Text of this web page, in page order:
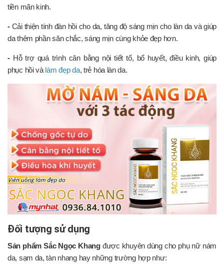
tiền mãn kinh.
- Cải thiện tính đàn hồi cho da, tăng độ sáng mịn cho làn da và giúp
da thêm phần săn chắc, sáng mịn cùng khỏe đẹp hơn.
- Hỗ trợ quá trình cân bằng nội tiết tố, bổ huyết, điều kinh, giúp
phục hồi và làm đẹp da, trẻ hóa làn da.
Đối tượng sử dụng
Sản phẩm Sắc Ngọc Khangđược khuyên dùng cho phụ nữ nám
da, sạm da, tàn nhang hay những trường hợp như: